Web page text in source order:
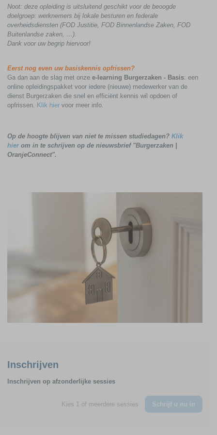
Noot: deze opleiding is uitsluitend geschikt voor de beoogde
doelgroep: werknemers bij lokale besturen en federale
overheidsdiensten (FOD Justitie, FOD Binnenlandse Zaken, FOD
Buitenlandse zaken, …).
Dank voor uw begrip hiervoor!
Eerst nog even uw basiskennis opfrissen?
Ga dan aan de slag met onze e-learning Burgerzaken - Basis: een
online opleidingspakket voor iedere (nieuwe) medewerker van de
dienst Burgerzaken die snel en efficiënt kennis wil opdoen of
opfrissen. Klik hier voor meer info.
Op de hoogte blijven van niet te missen studiedagen? Klik
hierom in te schrijven op de nieuwsbrief "Burgerzaken |
OranjeConnect".
Inschrijven
Inschrijven op afzonderlijke sessies
Kies 1 of meerdere sessies Schrijf u nu in